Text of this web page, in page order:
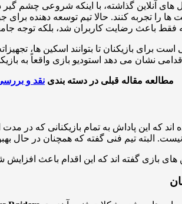
بتل های آنلاین گذاشته، با اینکه شروعی
ها را تجربه کنند. حالا تیم توسعه دهنده
باعث رضایت کاربران شد، بلکه توجه
برای بازیکنان تا بتوانند اسکین ها،
نشان می دهد استودیو بازی واقعاً به
مطالعه مقاله قبلی در دسته بندی نقد و
اند که این پاداش به تمام بازیکنانی که
البته تیم فنی گفته که همچنان در حال
بازی گفته اند که این اقدام باعث افزایش